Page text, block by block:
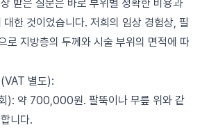
받은 질문은 바로 부위별 정확한 비용과
한 것이었습니다. 저희의 임상 경험상, 필
로 지방층의 두께와 시술 부위의 면적에 따
별도):
): 약 700,000원. 팔뚝이나 무릎 위와 같
니다.